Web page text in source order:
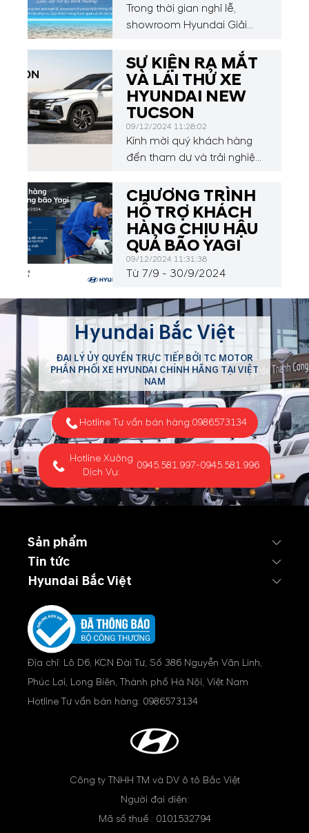
Trong thời gian nghỉ lễ,
showroom Hyundai Giải
Quý khách hàng tham quan
và lái thử xe.
SỰ KIỆN RA MẮT
VÀ LÁI THỬ XE
HYUNDAI NEW
TUCSON
09/12/2024 11:28:02
Kính mời quý khách hàng
đến tham dự và trải nghiệm
TUCSON
CHƯƠNG TRÌNH
HỖ TRỢ KHÁCH
HÀNG CHỊU HẬU
QUẢ BÃO YAGI
09/12/2024 11:31:38
Từ 7/9 - 30/9/2024
Hyundai Bắc Việt
ĐẠI LÝ ỦY QUYỀN TRỰC TIẾP BỞI TC MOTOR
PHÂN PHỐI XE HYUNDAI CHÍNH HÃNG TẠI VIỆT
NAM
Hotline Tư vấn bán hàng:0986573134
Hotline Xưởng
Dịch Vụ:
0945.581.997-0945.581.996
Sản phẩm
Tin tức
Hyundai Bắc Việt
Địa chỉ: Lô D6, KCN Đài Tư, Số 386 Nguyễn Văn Linh,
Phúc Lợi, Long Biên, Thành phố Hà Nội, Việt Nam
Hotline Tư vấn bán hàng: 0986573134
Công ty TNHH TM và DV ô tô Bắc Việt
Người đại diện:
Mã số thuế : 0101532794